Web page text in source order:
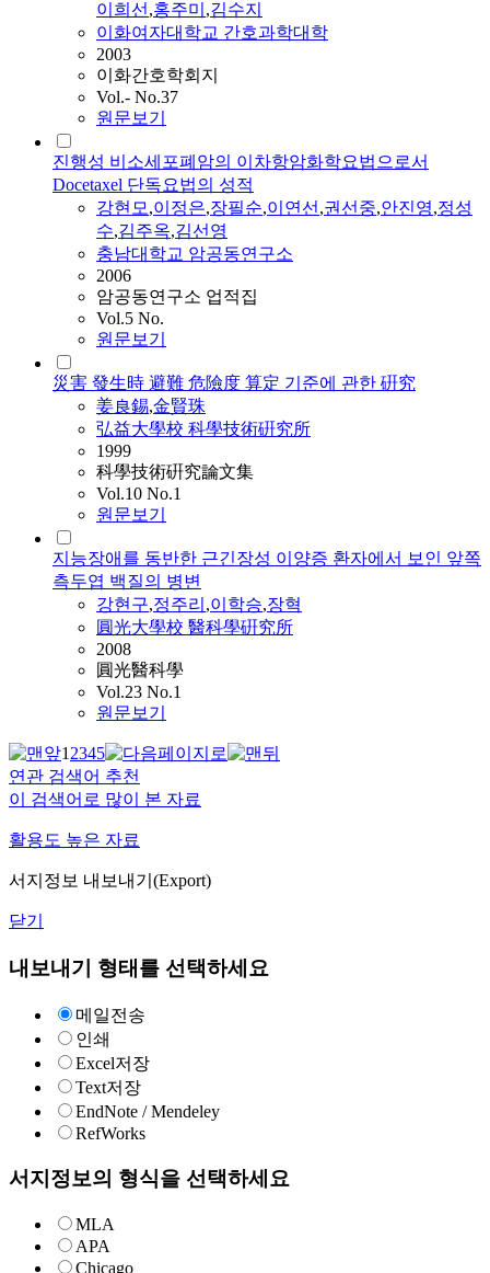
이희선,홍주미 ,김수지
이화여자대학교 간호과학대학
2003
이화간호학회지
Vol.- No.37
원문보기
진행성 비소세포폐암의 이차항암화학요법으로서
Docetaxel 단독요법의 성적
강현모,이정은,장필순,이연선,권선중,안진영,정성
수,김주옥,김선영
충남대학교 암공동연구소
2006
암공동연구소 업적집
Vol.5 No.
원문보기
災害 發生時 避難 危險度 算定 기준에 관한 硏究
姜良錫,金賢珠
弘益大學校 科學技術硏究所
1999
科學技術硏究論文集
Vol.10 No.1
원문보기
지능장애를 동반한 근긴장성 이양증 환자에서 보인 앞쪽
측두엽 백질의 병변
강현구,정주리 ,이학승,장혁
圓光大學校 醫科學硏究所
2008
圓光醫科學
Vol.23 No.1
원문보기
12345
연관 검색어 추천
이 검색어로 많이 본 자료
활용도 높은 자료
서지정보 내보내기(Export)
닫기
내보내기 형태를 선택하세요
메일전송
인쇄
Excel저장
Text저장
EndNote / Mendeley
RefWorks
서지정보의 형식을 선택하세요
MLA
APA
Chicago